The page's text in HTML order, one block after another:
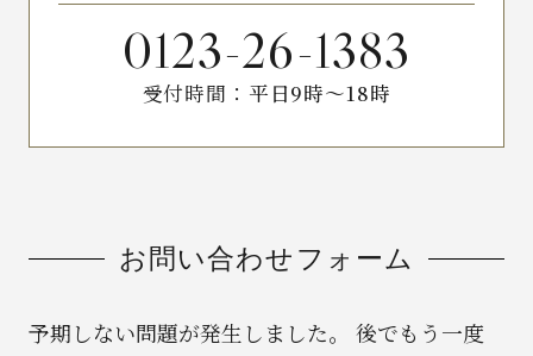
0123-26-1383
受付時間： 平日9時〜18時
お問い合わせフォーム
予期しない問題が発生しました。 後でもう一度